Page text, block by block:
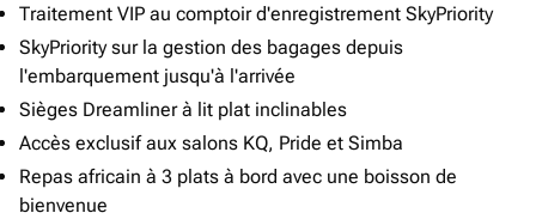
Traitement VIP au comptoir d'enregistrement SkyPriority
SkyPriority sur la gestion des bagages depuis
l'embarquement jusqu'à l'arrivée
Sièges Dreamliner à lit plat inclinables
Accès exclusif aux salons KQ, Pride et Simba
Repas africain à 3 plats à bord avec une boisson de
bienvenue